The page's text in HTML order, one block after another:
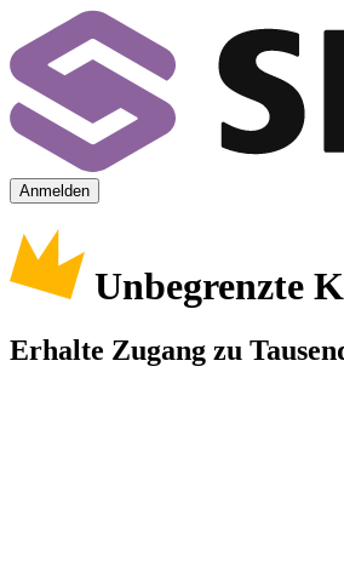
Anmelden
Unbegrenzte
Erhalte Zugang zu